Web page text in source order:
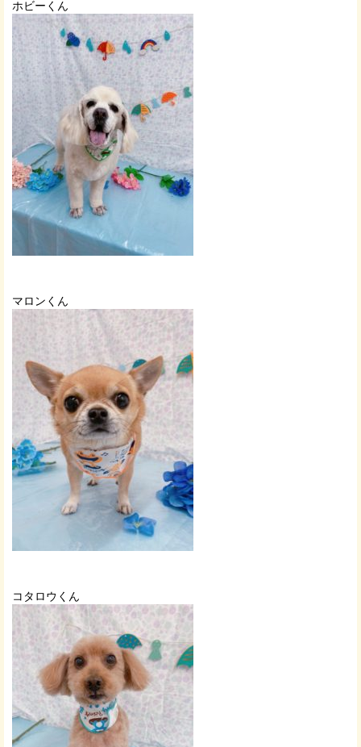
ホビーくん
マロンくん
コタロウくん